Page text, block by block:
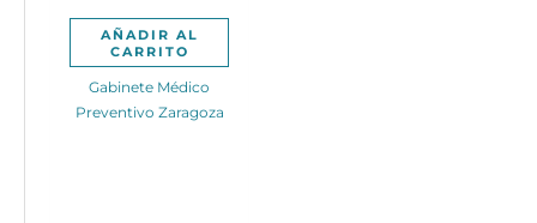
50,00€.35,00€.
AÑADIR AL
CARRITO
Gabinete Médico
Preventivo Zaragoza